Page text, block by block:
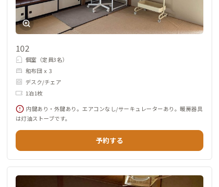
102
個室（定員3名）
和布団 x 3
デスク/チェア
1泊1枚
内鍵あり・外鍵あり。エアコンなし/サーキュレーターあり。暖房器具
は灯油ストーブです。
予約する